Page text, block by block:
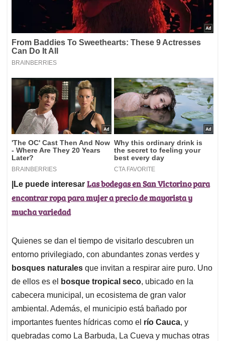
|Le puede interesar Las bodegas en San Victorino para
encontrar ropa para mujer a precio de mayorista y
mucha variedad
Quienes se dan el tiempo de visitarlo descubren un
entorno privilegiado, con abundantes zonas verdes y
bosques naturales que invitan a respirar aire puro. Uno
de ellos es el
bosque tropical seco, ubicado en la
cabecera municipal, un ecosistema de gran valor
ambiental. Además, el municipio está bañado por
importantes fuentes hídricas como el río Cauca, y
quebradas como La Barbuda, La Cueva y muchas otras